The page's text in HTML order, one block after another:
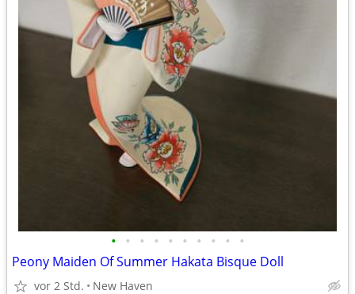
• • • • • • • • • •
Peony Maiden Of Summer Hakata Bisque Doll
vor 2 Std. New Haven